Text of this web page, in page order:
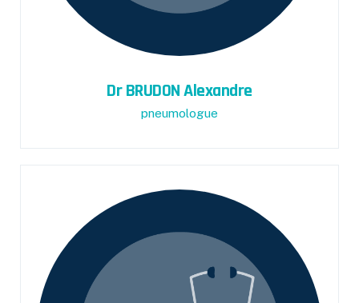
Dr BRUDON Alexandre
pneumologue